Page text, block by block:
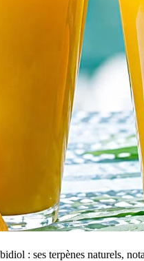
: ses terpènes naturels,